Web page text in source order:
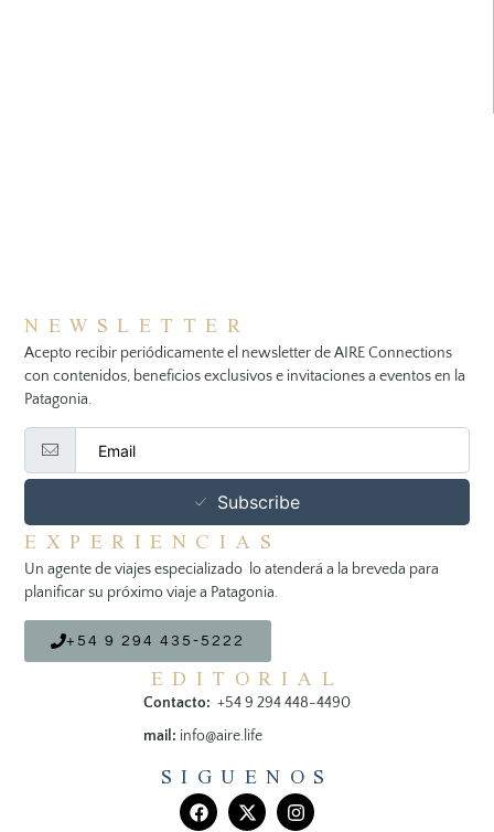
NEWSLETTER
Acepto recibir periódicamente el newsletter de AIRE Connections
con contenidos, beneficios exclusivos e invitaciones a eventos en la
Patagonia.
Subscribe
EXPERIENCIAS
Un agente de viajes especializado lo atenderá a la breveda para
planificar su próximo viaje a Patagonia.
+54 9 294 435-5222
EDITORIAL
Contacto: +54 9 294 448-4490
mail: info@aire.life
SIGUENOS